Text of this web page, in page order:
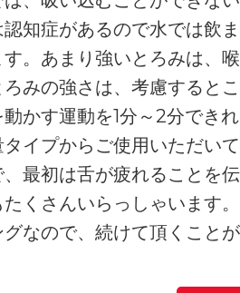
知症があるので水では飲
す。あまり強いとろみは、
みの強さは、考慮すると
かす運動を1分～2分でき
タイプからご使用いただい
最初は舌が疲れることを
たくさんいらっしゃいます
なので、続けて頂くことが